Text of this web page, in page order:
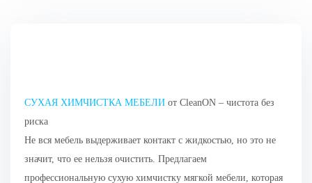
СУХАЯ ХИМЧИСТКА МЕБЕЛИ от CleanON – чистота без
риска
Не вся мебель выдерживает контакт с жидкостью, но это не
значит, что ее нельзя очистить. Предлагаем
профессиональную сухую химчистку мягкой мебели, которая